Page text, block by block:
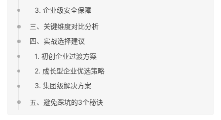
3. 企业级安全保障
三、关键维度对比分析
四、实战选择建议
1. 初创企业过渡方案
2. 成长型企业优选策略
3. 集团级解决方案
五、避免踩坑的3个秘诀